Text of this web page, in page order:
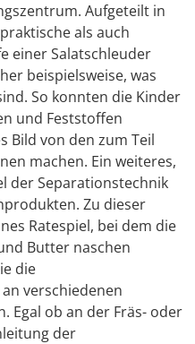
Aufgeteilt in
als auch
einer Salatschleuder
beispielsweise, was
So konnten die Kinder
und Feststoffen
Bild von den zum Teil
machen. Ein weiteres,
der Separationstechnik
Zu dieser
Ratespiel, bei dem die
Butter naschen
die
verschiedenen
Egal ob an der Fräs- oder
der